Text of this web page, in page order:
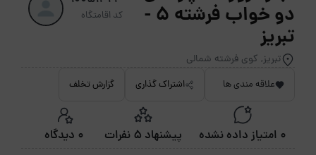
دو خواب فرشته 5 -
تبریز
تبریز, کوی فرشته شمالی
کد اقامتگاه
علاقه مندی ها اشتراک گذاری گزارش تخلف
0 امتیاز داده نشده پیشنهاد 5 نفرات 0 دیدگاه